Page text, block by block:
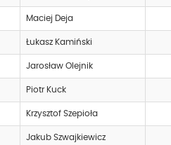
Maciej Deja
Łukasz Kamiński
Jarosław Olejnik
Piotr Kuck
Krzysztof Szepioła
Jakub Szwajkiewicz